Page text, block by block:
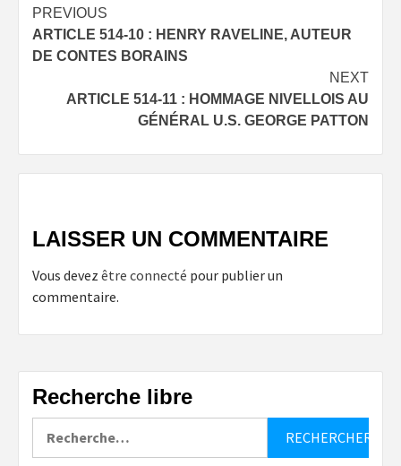
Post
navigation
PREVIOUS
ARTICLE 514-10 : HENRY RAVELINE, AUTEUR
DE CONTES BORAINS
NEXT
ARTICLE 514-11 : HOMMAGE NIVELLOIS AU
GÉNÉRAL U.S. GEORGE PATTON
LAISSER UN COMMENTAIRE
Vous devez être connecté pour publier un
commentaire.
Recherche libre